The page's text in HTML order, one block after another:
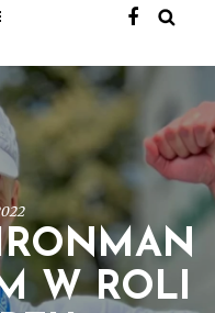
W ROLI